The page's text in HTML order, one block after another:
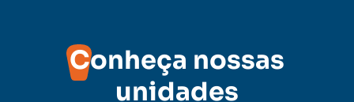
Conheça nossas
unidades